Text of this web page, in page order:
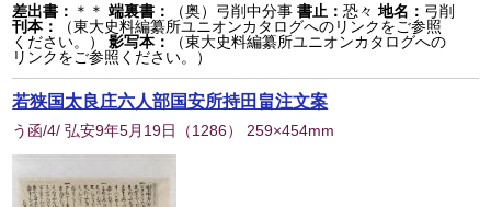
差出書： ＊＊ 端裏書： （奥）弓削中分事 書止：恐々 地名： 弓削
刊本：
（東大史料編纂所ユニオンカタログへのリンクをご参照
ください。）
影写本：
（東大史料編纂所ユニオンカタログへの
リンクをご参照ください。）
若狭国太良庄六人部国安所持田畠注文案
う函/4/ 弘安9年5月19日 （1286） 259×454mm